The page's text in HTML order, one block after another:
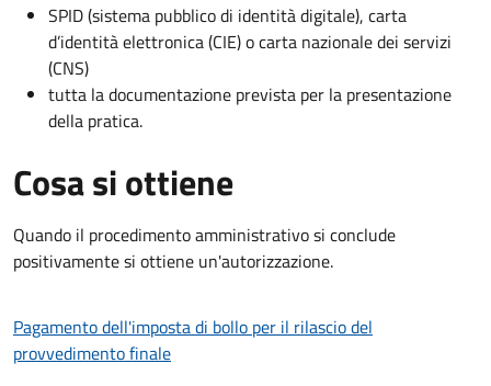
SPID (sistema pubblico di identità digitale), carta
d’identità elettronica (CIE) o carta nazionale dei servizi
(CNS)
tutta la documentazione prevista per la presentazione
della pratica.
Cosa si ottiene
Quando il procedimento amministrativo si conclude
positivamente si ottiene un'autorizzazione.
Pagamento dell'imposta di bollo per il rilascio del
provvedimento finale